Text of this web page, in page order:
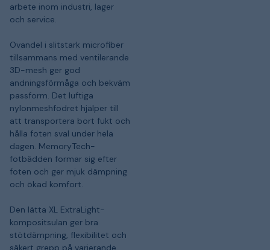
arbete inom industri, lager
och service.
Ovandel i slitstark microfiber
tillsammans med ventilerande
3D-mesh ger god
andningsförmåga och bekväm
passform. Det luftiga
nylonmeshfodret hjälper till
att transportera bort fukt och
hålla foten sval under hela
dagen. MemoryTech-
fotbädden formar sig efter
foten och ger mjuk dämpning
och ökad komfort.
Den lätta XL ExtraLight-
kompositsulan ger bra
stötdämpning, flexibilitet och
säkert grepp på varierande